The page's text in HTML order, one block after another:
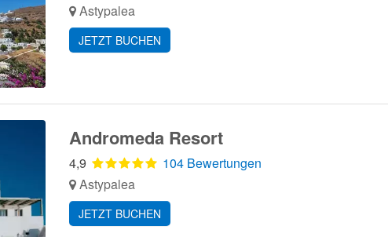
Astypalea
JETZT BUCHEN
Andromeda Resort
4,9
104 Bewertungen
Astypalea
JETZT BUCHEN